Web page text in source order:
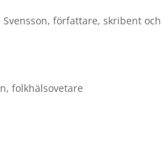
författare, skribent och
folkhälsovetare